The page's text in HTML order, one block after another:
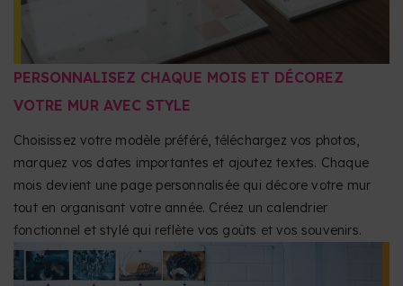
PERSONNALISEZ CHAQUE MOIS ET DÉCOREZ
VOTRE MUR AVEC STYLE
Choisissez votre modèle préféré, téléchargez vos photos,
marquez vos dates importantes et ajoutez textes. Chaque
mois devient une page personnalisée qui décore votre mur
tout en organisant votre année. Créez un calendrier
fonctionnel et stylé qui reflète vos goûts et vos souvenirs.